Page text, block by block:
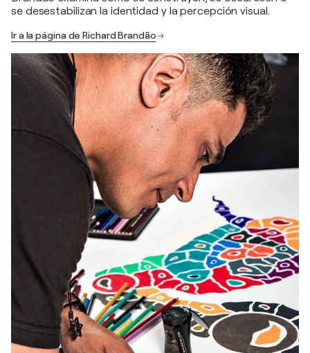
se desestabilizan la identidad y la percepción visual.
Ir a la página de Richard Brandão